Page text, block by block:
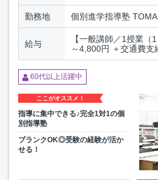
勤務地 個別進学指導塾
給与
【一般講師／1授業（
～4,800円 ＋交通費支
60代以上活躍中
ここがオススメ！
指導に集中できる♪完全1対1の個
別指導塾
ブランクOK◎受験の経験が活か
せる！